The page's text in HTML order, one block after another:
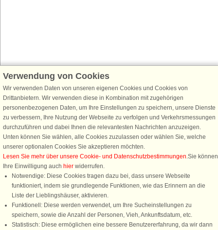
Schließen Sie sich 100.000 Ferienhaus-Fans an
Erhalten Sie einen Willkommensgutschein von 25 €für Ihren nächsten
Ferienhausurlaub - melden Sie sich einfach für den DanCenter Newsletter
an. Verpassen Sie nie wieder exklusive Angebote, Gewinnspiele und
Urlaubstipps!
Newsletter abonnieren
Verwendung von Cookies
Wir verwenden Daten von unseren eigenen Cookies und Cookies von
Drittanbietern. Wir verwenden diese in Kombination mit zugehörigen
personenbezogenen Daten, um Ihre Einstellungen zu speichern, unsere Dienste
zu verbessern, Ihre Nutzung der Webseite zu verfolgen und Verkehrsmessungen
durchzuführen und dabei Ihnen die relevantesten Nachrichten anzuzeigen.
Unten können Sie wählen, alle Cookies zuzulassen oder wählen Sie, welche
unserer optionalen Cookies Sie akzeptieren möchten.
Lesen Sie mehr über unsere Cookie- und Datenschutzbestimmungen.Sie können
Ihre Einwilligung auch hier widerrufen.
Notwendige: Diese Cookies tragen dazu bei, dass unsere Webseite
funktioniert, indem sie grundlegende Funktionen, wie das Erinnern an die
Liste der Lieblingshäuser, aktivieren.
Funktionell: Diese werden verwendet, um Ihre Sucheinstellungen zu
speichern, sowie die Anzahl der Personen, Vieh, Ankunftsdatum, etc.
Statistisch: Diese ermöglichen eine bessere Benutzererfahrung, da wir dann